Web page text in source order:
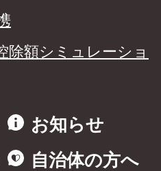
除額シミュレーショ
お知らせ
自治体の方へ